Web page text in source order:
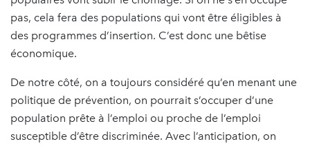
pas, cela fera des populations qui vont être éligibles à
des programmes d’insertion. C’est donc une bêtise
économique.
De notre côté, on a toujours considéré qu’en menant une
politique de prévention, on pourrait s’occuper d’une
population prête à l’emploi ou proche de l’emploi
susceptible d’être discriminée. Avec l’anticipation, on